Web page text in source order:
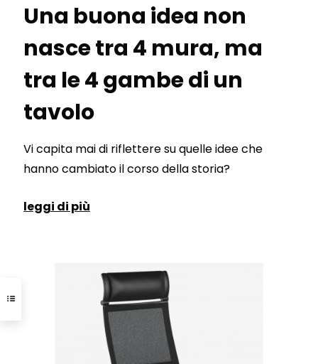
Una buona idea non
nasce tra 4 mura, ma
tra le 4 gambe di un
tavolo
Vi capita mai di riflettere su quelle idee che
hanno cambiato il corso della storia?
leggi di più